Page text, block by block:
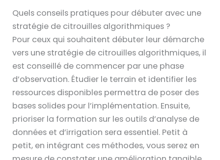
Quels conseils pratiques pour débuter avec une
stratégie de citrouilles algorithmiques ?
Pour ceux qui souhaitent débuter leur démarche
vers une stratégie de citrouilles algorithmiques, il
est conseillé de commencer par une phase
d’observation. Étudier le terrain et identifier les
ressources disponibles permettra de poser des
bases solides pour l’implémentation. Ensuite,
prioriser la formation sur les outils d’analyse de
données et d’irrigation sera essentiel. Petit à
petit, en intégrant ces méthodes, vous serez en